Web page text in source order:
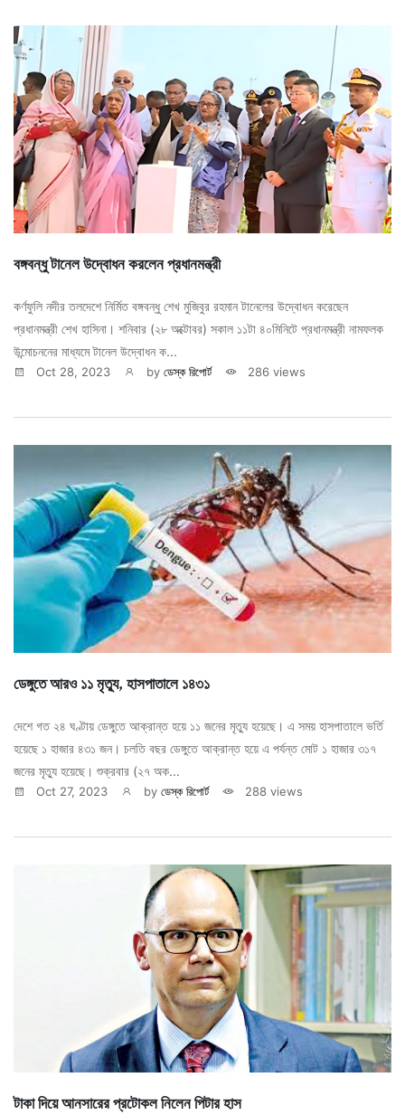
বঙ্গবন্ধু টানেল উদ্বোধন করলেন প্রধানমন্ত্রী
কর্ণফুলি নদীর তলদেশে নির্মিত বঙ্গবন্ধু শেখ মুজিবুর রহমান টানেলের উদ্বোধন করেছেন
প্রধানমন্ত্রী শেখ হাসিনা। শনিবার (২৮ অক্টোবর) সকাল ১১টা ৪০মিনিটে প্রধানমন্ত্রী নামফলক
উন্মোচননের মাধ্যমে টানেল উদ্বোধন ক...
Oct 28, 2023 by ডেস্ক রিপোর্ট 286 views
ডেঙ্গুতে আরও ১১ মৃত্যু, হাসপাতালে ১৪৩১
দেশে গত ২৪ ঘণ্টায় ডেঙ্গুতে আক্রান্ত হয়ে ১১ জনের মৃত্যু হয়েছে। এ সময় হাসপাতালে ভর্তি
হয়েছে ১ হাজার ৪৩১ জন। চলতি বছর ডেঙ্গুতে আক্রান্ত হয়ে এ পর্যন্ত মোট ১ হাজার ৩১৭
জনের মৃত্যু হয়েছে। শুক্রবার (২৭ অক...
Oct 27, 2023 by ডেস্ক রিপোর্ট 288 views
টাকা দিয়ে আনসারের প্রটোকল নিলেন পিটার হাস